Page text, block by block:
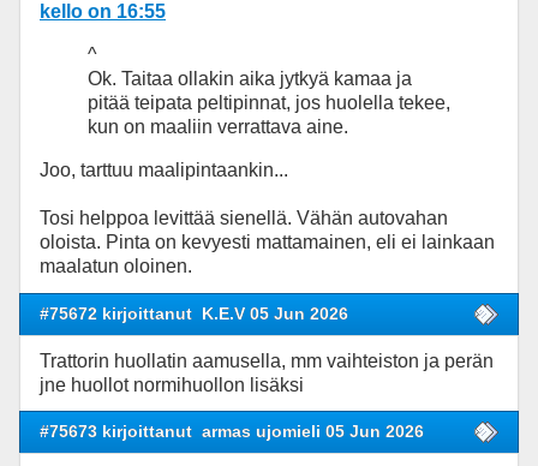
kello on 16:55
^
Ok. Taitaa ollakin aika jytkyä kamaa ja
pitää teipata peltipinnat, jos huolella tekee,
kun on maaliin verrattava aine.
Joo, tarttuu maalipintaankin...
Tosi helppoa levittää sienellä. Vähän autovahan
oloista. Pinta on kevyesti mattamainen, eli ei lainkaan
maalatun oloinen.
#75672 kirjoittanut K.E.V 05 Jun 2026
Trattorin huollatin aamusella, mm vaihteiston ja perän
jne huollot normihuollon lisäksi
#75673 kirjoittanut armas ujomieli 05 Jun 2026